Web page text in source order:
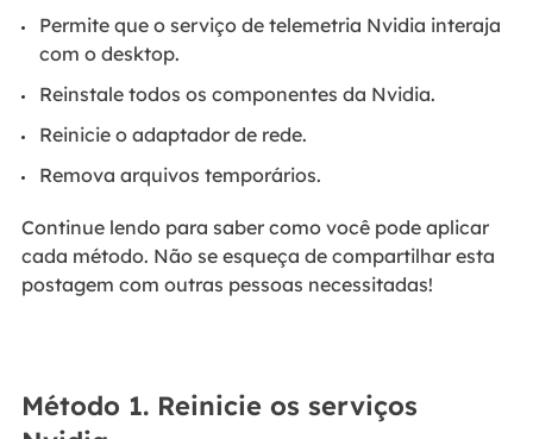
Permite que o serviço de telemetria Nvidia interaja
com o desktop.
Reinstale todos os componentes da Nvidia.
Reinicie o adaptador de rede.
Remova arquivos temporários.
Continue lendo para saber como você pode aplicar
cada método. Não se esqueça de compartilhar esta
postagem com outras pessoas necessitadas!
Método 1. Reinicie os serviços